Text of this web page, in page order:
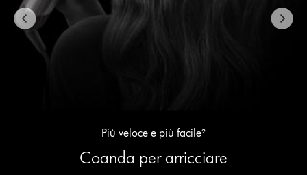
slide
dots.
Più veloce e più facile²
Coanda per arricciare